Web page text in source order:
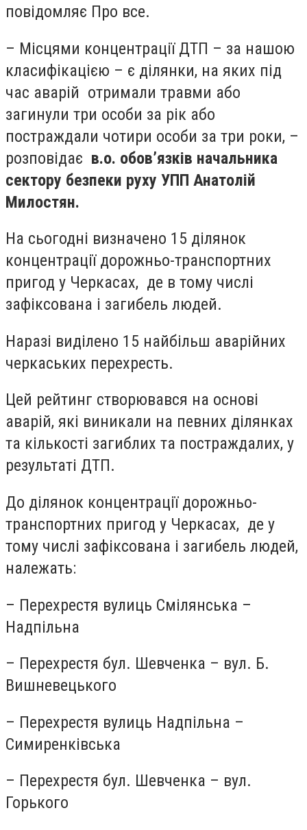
повідомляє Про все.
– Місцями концентрації ДТП – за нашою
класифікацією – є ділянки, на яких під
час аварій отримали травми або
загинули три особи за рік або
постраждали чотири особи за три роки, –
розповідає в.о. обов’язків начальника
сектору безпеки руху УПП Анатолій
Милостян.
На сьогодні визначено 15 ділянок
концентрації дорожньо-транспортних
пригод у Черкасах, де в тому числі
зафіксована і загибель людей.
Наразі виділено 15 найбільш аварійних
черкаських перехресть.
Цей рейтинг створювався на основі
аварій, які виникали на певних ділянках
та кількості загиблих та постраждалих, у
результаті ДТП.
До ділянок концентрації дорожньо-
транспортних пригод у Черкасах, де у
тому числі зафіксована і загибель людей,
належать:
– Перехрестя вулиць Смілянська –
Надпільна
– Перехрестя бул. Шевченка – вул. Б.
Вишневецького
– Перехрестя вулиць Надпільна –
Симиренківська
– Перехрестя бул. Шевченка – вул.
Горького